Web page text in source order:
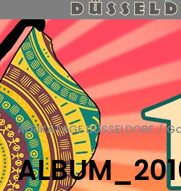
AFRIKATAGE DÜSSELDORF /